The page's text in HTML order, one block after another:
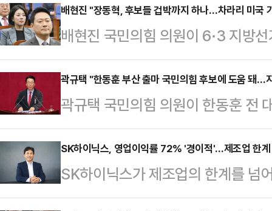
배현진 "장동혁, 후보들 겁박까지 하나…차라리 미국
배현진 국민의힘 의원이 6·3 지방
교체하겠다고 엄포를 놓은 장동혁
하나. 차라리 미국 가시라"라고 날
"장동혁 대표가 말하는 해당행위가
서 장 대표는 이날 오전 서울 여의
언에서 "지금부터 발생하는 해당
가 해당 행위를 하면 즉시 교체하
일 앞으로 다가…
곽규택 "한동훈 부산 출마 국민의힘 후보에 도움 돼…
곽규택 국민의힘 의원이 한동훈 전
"(한 전 대표의 출마가) 지방선거에
다"고 말했다.곽규택 의원은 23일
출마 관련 질문을 받고 "한 전 대표
의 대립각 또 이재명정부에 대한 비
SK하이닉스, 영업이익률 72% '경이적'…제조업 한
SK하이닉스가 제조업의 한계를 넘
한국 기업의 역사를 새로 썼다. 전